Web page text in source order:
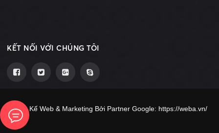
KẾT NỐI VỚI CHÚNG TÔI
Thiết Kế Web & Marketing Bởi Partner Google: https://weba.vn/